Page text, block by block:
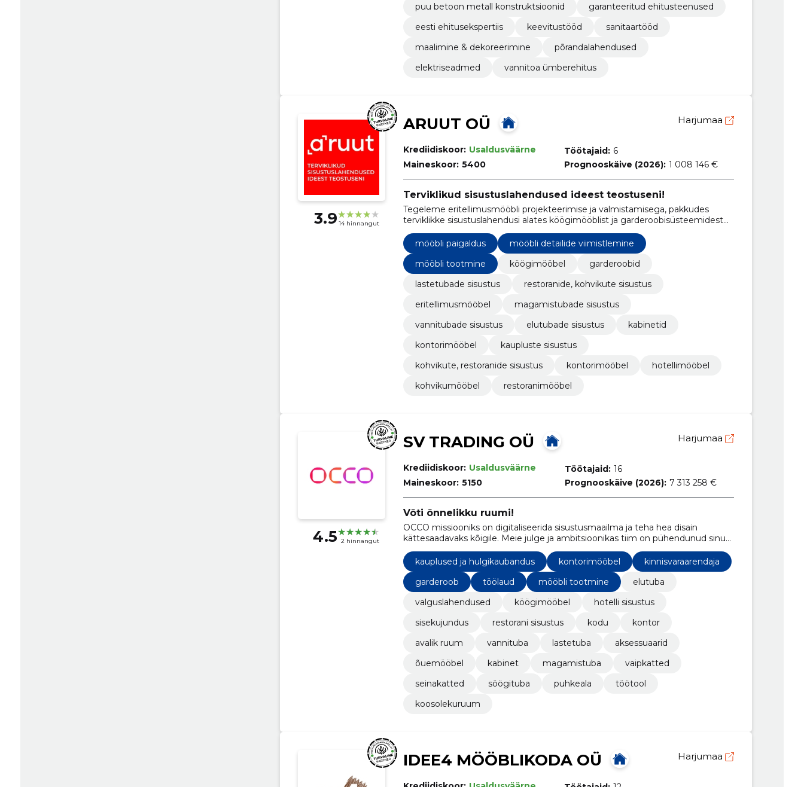
puu betoon metall konstruktsioonid
garanteeritud ehitusteenused
eesti ehitusekspertiis
keevitustööd
sanitaartööd
maalimine & dekoreerimine
põrandalahendused
elektriseadmed
vannitoa ümberehitus
3.9 14 hinnangut
ARUUT OÜ Harjumaa
Krediidiskoor: Usaldusväärne
Maineskoor: 5400
Töötajaid: 6
Prognooskäive (2026): 1 008 146 €
Terviklikud sisustuslahendused ideest teostuseni!
Tegeleme eritellimusmööbli projekteerimise ja valmistamisega, pakkudes
terviklikke sisustuslahendusi alates köögimööblist ja garderoobisüsteemidest
kuni kontorite, restoranide ja hotellide sisustuseni.
mööbli paigaldus
mööbli detailide viimistlemine
mööbli tootmine
köögimööbel
garderoobid
lastetubade sisustus
restoranide, kohvikute sisustus
eritellimusmööbel
magamistubade sisustus
vannitubade sisustus
elutubade sisustus
kabinetid
kontorimööbel
kaupluste sisustus
kohvikute, restoranide sisustus
kontorimööbel
hotellimööbel
kohvikumööbel
restoranimööbel
4.5 2 hinnangut
SV TRADING OÜ Harjumaa
Krediidiskoor: Usaldusväärne
Maineskoor: 5150
Töötajaid: 16
Prognooskäive (2026): 7 313 258 €
Võti õnnelikku ruumi!
OCCO missiooniks on digitaliseerida sisustusmaailma ja teha hea disain
kättesaadavaks kõigile. Meie julge ja ambitsioonikas tiim on pühendunud sinu
ootuste ületamisele. Meie sõnavaras pole kohta sõnal
&amp;#039;&amp;#039;ei&amp;#039;&amp;#039; ja oleme alati valmis astuma
lisasammu.
kauplused ja hulgikaubandus kontorimööbel
kinnisvaraarendaja
garderoob
töölaud mööbli tootmine
elutuba
valguslahendused
köögimööbel
hotelli sisustus
sisekujundus
restorani sisustus kodu
kontor
avalik ruum
vannituba lastetuba
aksessuaarid
õuemööbel
kabinet magamistuba
vaipkatted
seinakatted
söögituba puhkeala
töötool
koosolekuruum
IDEE4 MÖÖBLIKODA OÜ Harjumaa